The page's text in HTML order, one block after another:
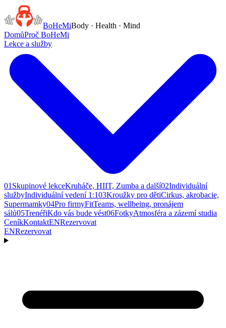
BoHeMiBody · Health · Mind
DomůProč BoHeMi
Lekce a služby
01 Skupinové lekceKruháče, HIIT, Zumba a další02Individuální
službyIndividuální vedení 1:103Kroužky pro dětiCirkus, akrobacie,
Supermamky04Pro firmyFitTeams, wellbeing, pronájem
sálů05TrenéřiKdo vás bude vést06FotkyAtmosféra a zázemí studia
CeníkKontaktENRezervovat
ENRezervovat